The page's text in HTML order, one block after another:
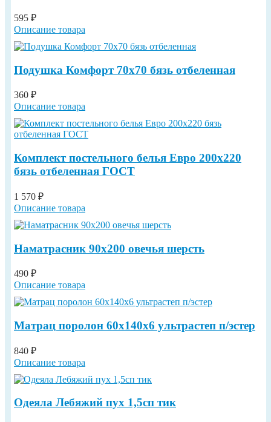
595 ₽
Описание товара
Подушка Комфорт 70х70 бязь отбеленная
360 ₽
Описание товара
Комплект постельного белья Евро 200х220
бязь отбеленная ГОСТ
1 570 ₽
Описание товара
Наматрасник 90х200 овечья шерсть
490 ₽
Описание товара
Матрац поролон 60х140х6 ультрастеп п/эстер
840 ₽
Описание товара
Одеяла Лебяжий пух 1,5сп тик